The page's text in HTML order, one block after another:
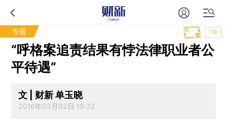
专题 T中
“呼格案追责结果有悖法律职业者公
平待遇”
文 | 财新 单玉晓
2016年03月02日 19:32